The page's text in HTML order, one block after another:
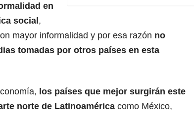
en
social,
mayor informalidad y por esa razón no
tomadas por otros países en esta
los países que mejor surgirán este
norte de Latinoamérica como México,